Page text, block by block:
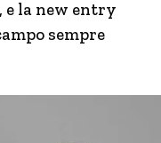
e la new entry
sempre